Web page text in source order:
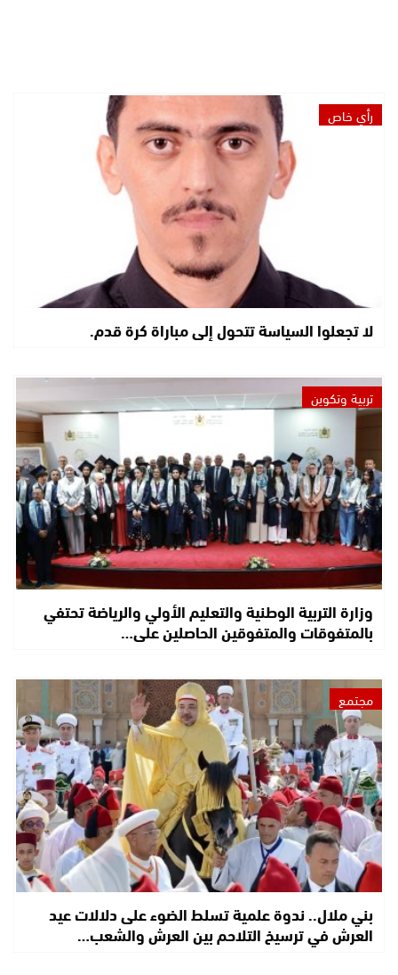
رأي خاص
لا تجعلوا السياسة تتحول إلى مباراة كرة قدم.
تربية وتكوين
وزارة التربية الوطنية والتعليم الأولي والرياضة تحتفي
بالمتفوقات والمتفوقين الحاصلين على…
مجتمع
بني ملال.. ندوة علمية تسلط الضوء على دلالات عيد
العرش في ترسيخ التلاحم بين العرش والشعب…